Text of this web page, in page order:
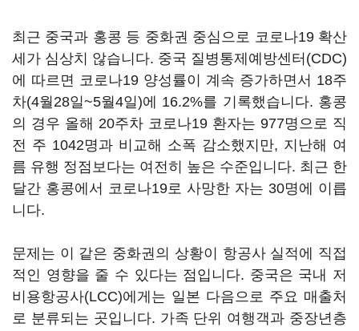
최근 중국과 홍콩 등 중화권 중심으로 코로나19 확산
세가 심상치 않습니다. 중국 질병통제예방센터(CDC)
에 따르면 코로나19 양성률이 계속 증가하면서 18주
차(4월28일~5월4일)에 16.2%를 기록했습니다. 홍콩
의 경우 올해 20주차 코로나19 환자는 977명으로 직
전 주 1042명과 비교해 소폭 감소했지만, 지난해 여
름 유행 정점보다는 여전히 높은 수준입니다. 최근 한
달간 홍콩에서 코로나19로 사망한 자는 30명에 이릅
니다.
문제는 이 같은 중화권의 상황이 항공사 실적에 직접
적인 영향을 줄 수 있다는 점입니다. 중국은 국내 저
비용항공사(LCC)에게는 일본 다음으로 주요 매출처
로 분류되는 곳입니다. 가족 단위 여행객과 중장년층